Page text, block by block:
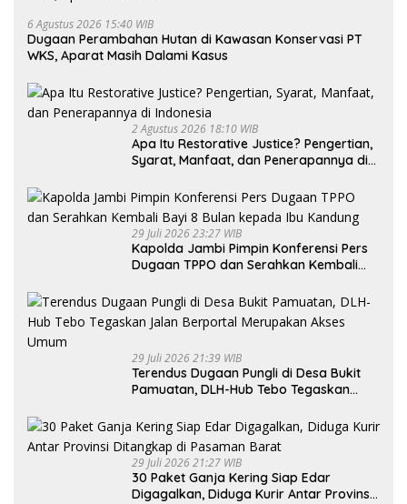
6 Agustus 2026 15:40 WIB
Dugaan Perambahan Hutan di Kawasan Konservasi PT
WKS, Aparat Masih Dalami Kasus
2 Agustus 2026 18:10 WIB
Apa Itu Restorative Justice? Pengertian,
Syarat, Manfaat, dan Penerapannya di
29 Juli 2026 23:27 WIB
Kapolda Jambi Pimpin Konferensi Pers
Dugaan TPPO dan Serahkan Kembali
29 Juli 2026 21:39 WIB
Terendus Dugaan Pungli di Desa Bukit
Pamuatan, DLH-Hub Tebo Tegaskan
Umum
29 Juli 2026 21:27 WIB
30 Paket Ganja Kering Siap Edar
Digagalkan, Diduga Kurir Antar Provinsi